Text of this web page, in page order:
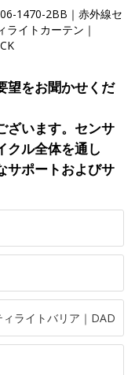
1470-2BB｜赤外線セ
ライトカーテン｜
望をお聞かせくだ
ざいます。センサ
クル全体を通し
サポートおよびサ